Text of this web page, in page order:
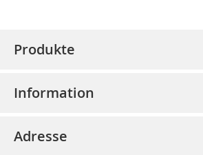
Produkte
Textplatten einzeln
Prägepressen
Information
Datenschutz
Adresse